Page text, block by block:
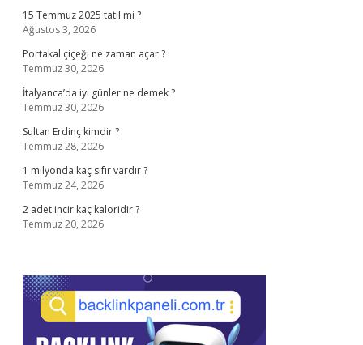
15 Temmuz 2025 tatil mi ?
Ağustos 3, 2026
Portakal çiçeği ne zaman açar ?
Temmuz 30, 2026
İtalyanca’da iyi günler ne demek ?
Temmuz 30, 2026
Sultan Erdinç kimdir ?
Temmuz 28, 2026
1 milyonda kaç sıfır vardır ?
Temmuz 24, 2026
2 adet incir kaç kaloridir ?
Temmuz 20, 2026